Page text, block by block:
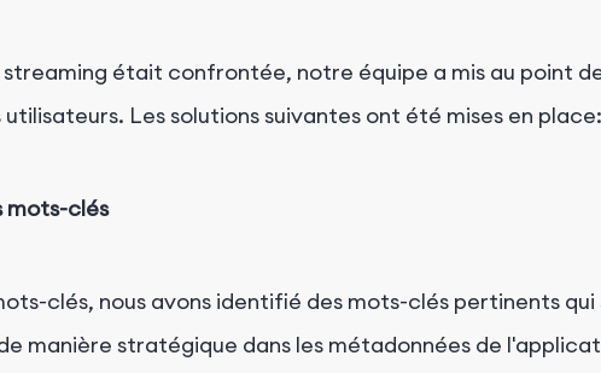
était confrontée, notre équipe a mis au point
Les solutions suivantes ont été mises en place:
mots-clés
clés, nous avons identifié des mots-clés pertinents
manière stratégique dans les métadonnées de